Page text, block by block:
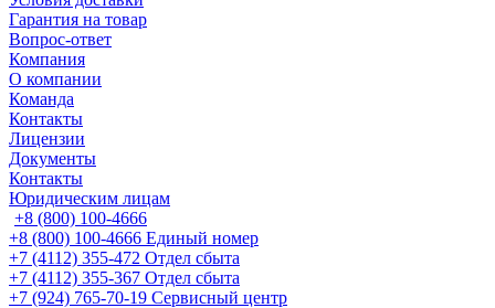
Гарантия на товар
Вопрос-ответ
Компания
О компании
Команда
Контакты
Лицензии
Документы
Контакты
Юридическим лицам
+8 (800) 100-4666
+8 (800) 100-4666 Единый номер
+7 (4112) 355-472 Отдел сбыта
+7 (4112) 355-367 Отдел сбыта
+7 (924) 765-70-19 Сервисный центр